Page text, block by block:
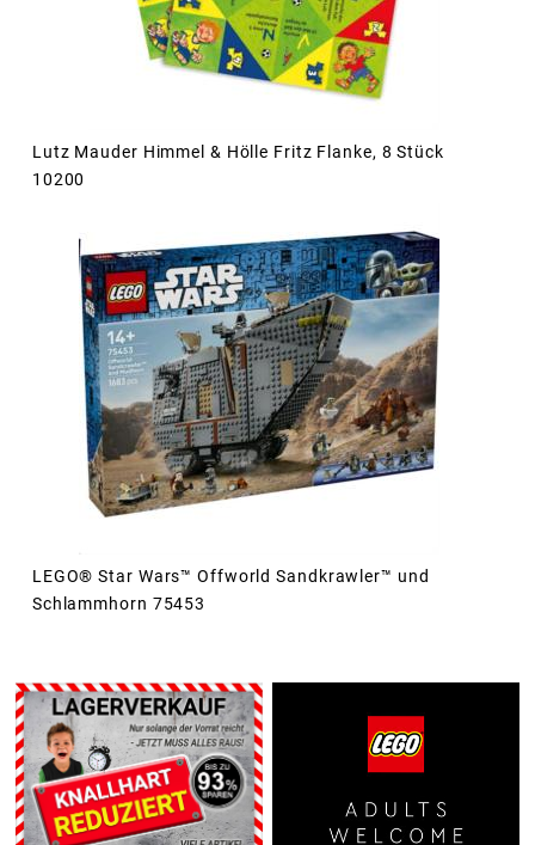
Lutz Mauder Himmel & Hölle Fritz Flanke, 8 Stück
10200
LEGO® Star Wars™ Offworld Sandkrawler™ und
Schlammhorn 75453